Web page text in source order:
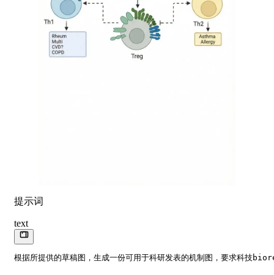
提示词
text
根据所提供的草稿图，生成一份可用于科研发表的机制图，要求科技